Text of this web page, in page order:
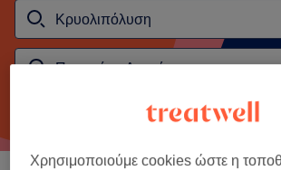
Χρησιμοποιούμε cookies ώστε η